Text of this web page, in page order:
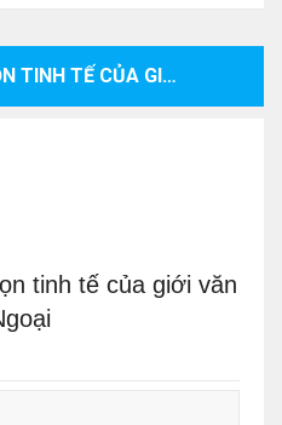
VÀNG TRẮNG - LỰA CHỌN TINH TẾ CỦA GIỚI VĂN NGHỆ SĨ VIỆT TẠI HẢI NGOẠI
tinh tế của giới văn